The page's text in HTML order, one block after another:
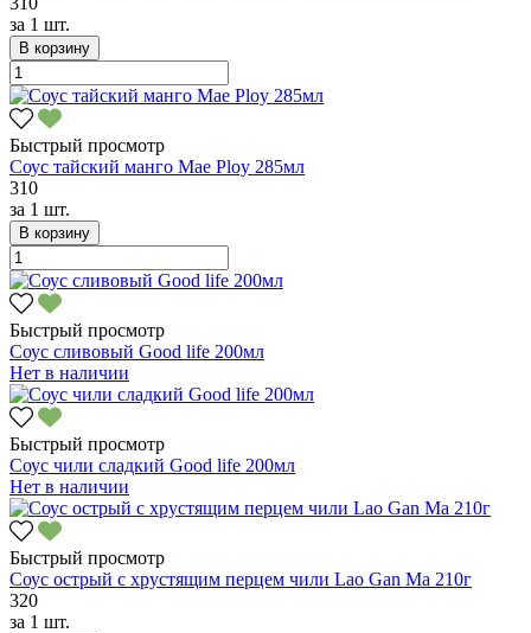
за 1 шт.
В корзину
Быстрый просмотр
Соус тайский манго Mae Ploy 285мл
310
за 1 шт.
В корзину
Быстрый просмотр
Соус сливовый Good life 200мл
Нет в наличии
Быстрый просмотр
Соус чили сладкий Good life 200мл
Нет в наличии
Быстрый просмотр
Соус острый с хрустящим перцем чили Lao Gan Ma 210г
320
за 1 шт.